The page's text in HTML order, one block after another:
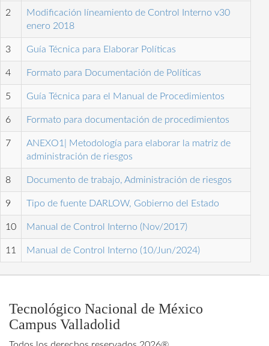
2
Modificación líneamiento de Control Interno v30
enero 2018
3 Guía Técnica para Elaborar Políticas
4 Formato para Documentación de Políticas
5 Guía Técnica para el Manual de Procedimientos
6 Formato para documentación de procedimientos
7
ANEXO1| Metodología para elaborar la matriz de
administración de riesgos
8 Documento de trabajo, Administración de riesgos
9 Tipo de fuente DARLOW, Gobierno del Estado
10 Manual de Control Interno (Nov/2017)
11 Manual de Control Interno (10/Jun/2024)
Tecnológico Nacional de México
Campus Valladolid